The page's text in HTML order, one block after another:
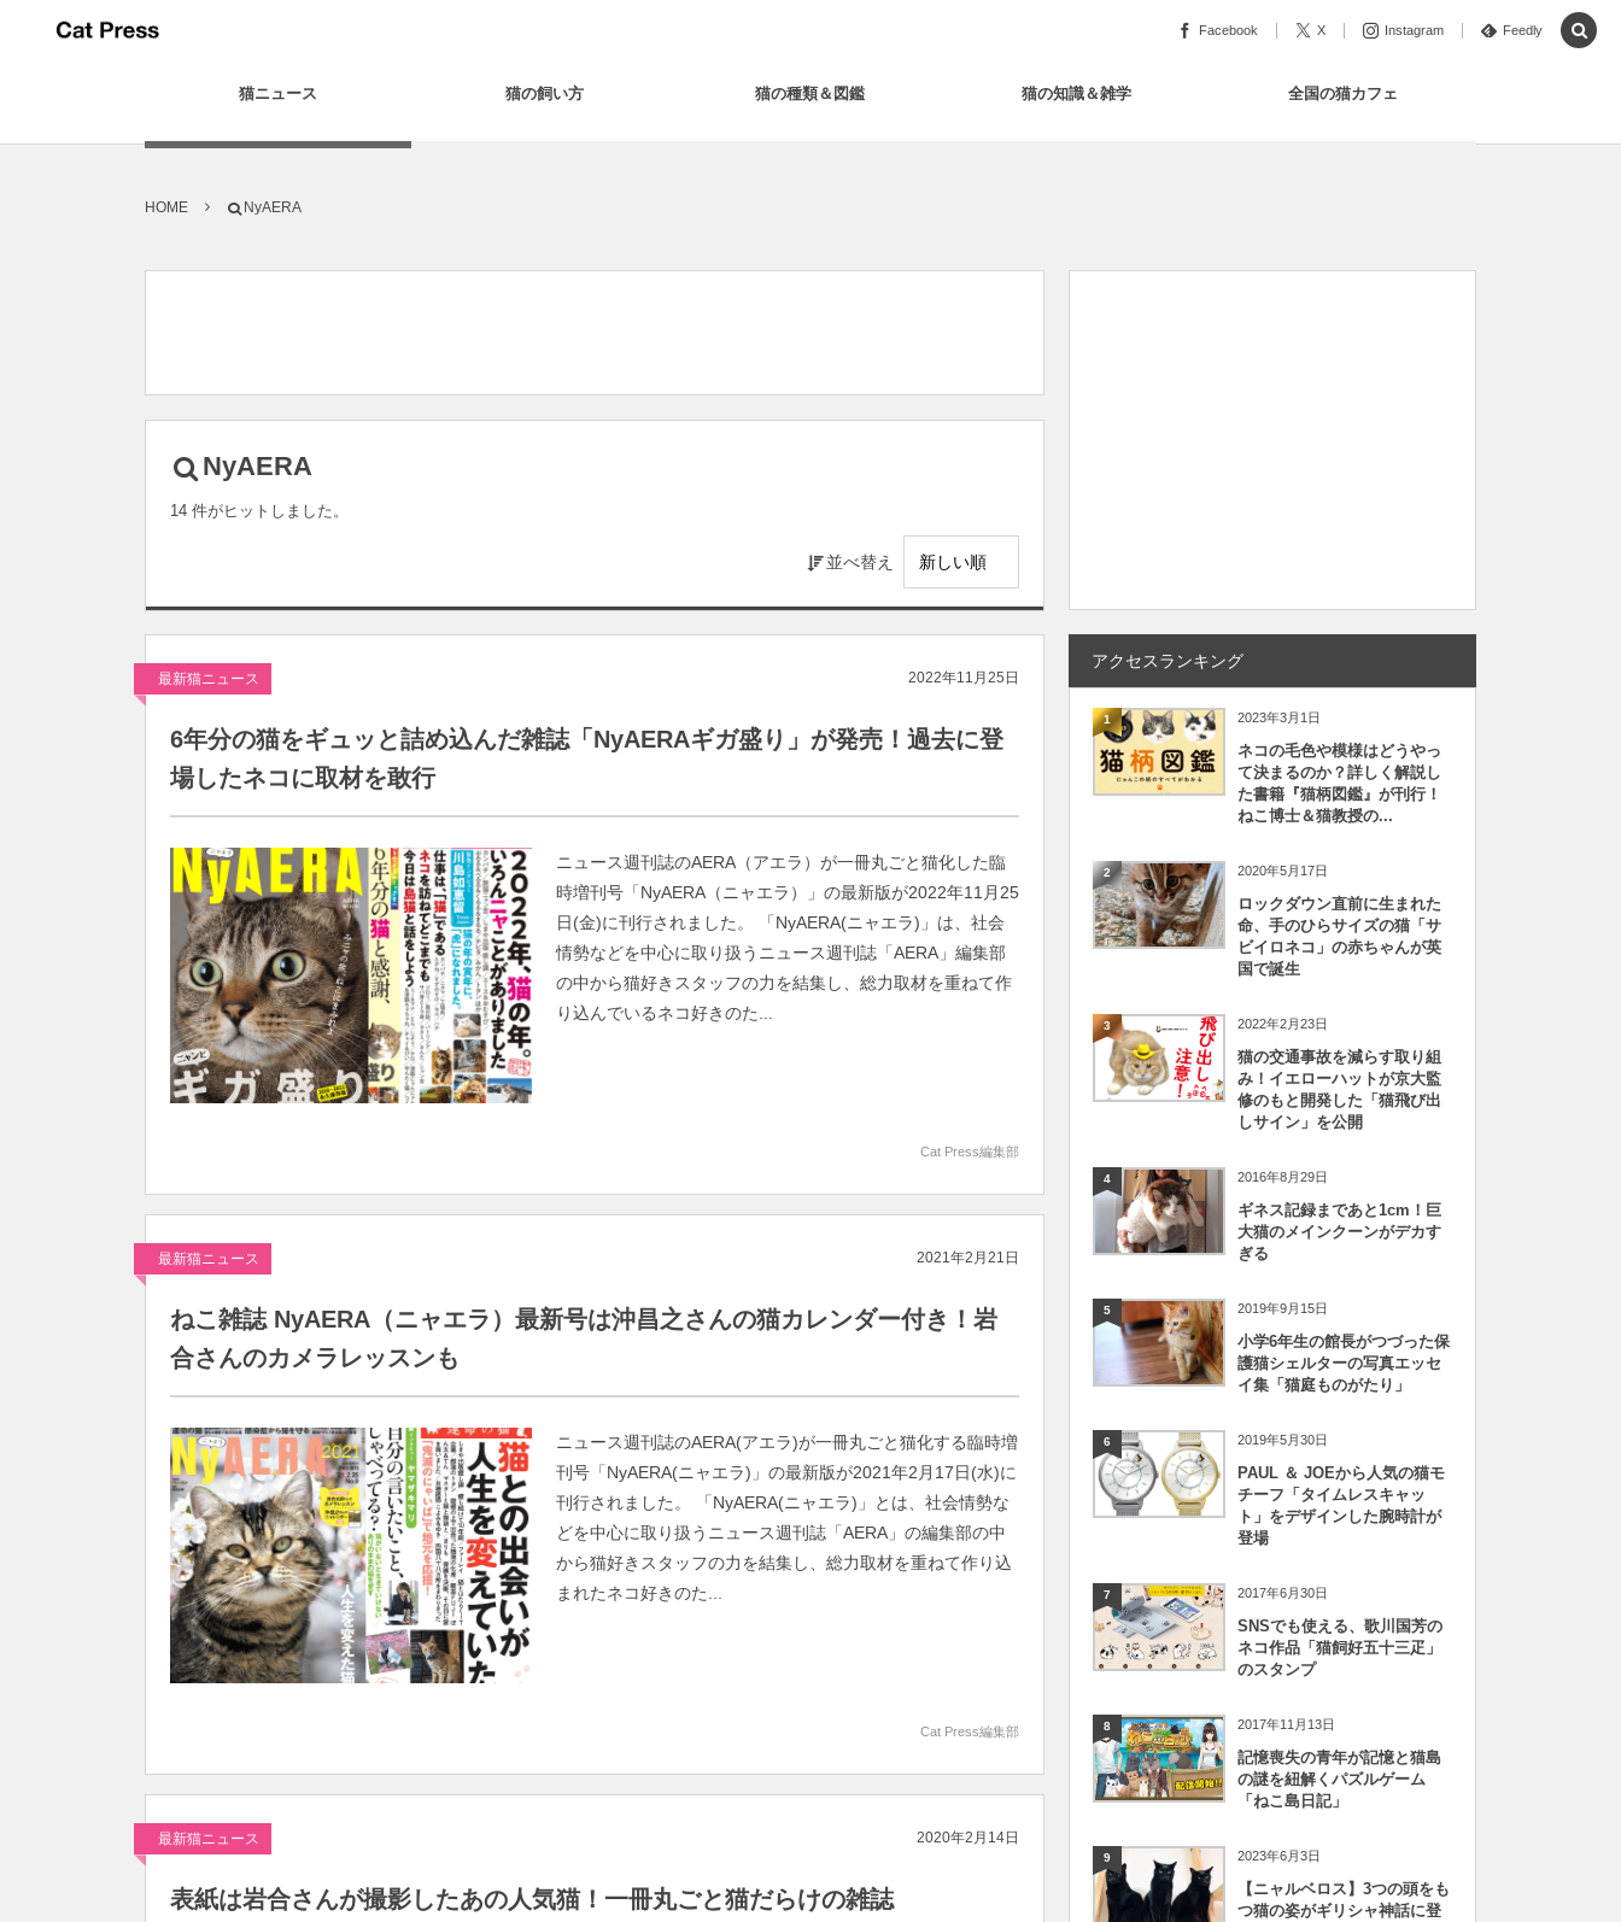
Facebook X Instagram Feedly
猫ニュース 猫の飼い方 猫の種類＆図鑑 猫の知識＆雑学 全国の猫カフェ
HOME NyAERA
NyAERA
14 件がヒットしました。
並べ替え
最新猫ニュース 2022年11月25日
6年分の猫をギュッと詰め込んだ雑誌「NyAERAギガ盛り」が発売！過去に登
場したネコに取材を敢行
ニュース週刊誌のAERA（アエラ）が一冊丸ごと猫化した臨
時増刊号「NyAERA（ニャエラ）」の最新版が2022年11月25
日(金)に刊行されました。 「NyAERA(ニャエラ)」は、社会
情勢などを中心に取り扱うニュース週刊誌「AERA」編集部
の中から猫好きスタッフの力を結集し、総力取材を重ねて作
り込んでいるネコ好きのた...
Cat Press編集部
最新猫ニュース 2021年2月21日
ねこ雑誌 NyAERA（ニャエラ）最新号は沖昌之さんの猫カレンダー付き！岩
合さんのカメラレッスンも
ニュース週刊誌のAERA(アエラ)が一冊丸ごと猫化する臨時増
刊号「NyAERA(ニャエラ)」の最新版が2021年2月17日(水)に
刊行されました。 「NyAERA(ニャエラ)」とは、社会情勢な
どを中心に取り扱うニュース週刊誌「AERA」の編集部の中
から猫好きスタッフの力を結集し、総力取材を重ねて作り込
まれたネコ好きのた...
Cat Press編集部
最新猫ニュース 2020年2月14日
表紙は岩合さんが撮影したあの人気猫！一冊丸ごと猫だらけの雑誌
アクセスランキング
1 2023年3月1日
ネコの毛色や模様はどうやっ
て決まるのか？詳しく解説し
た書籍『猫柄図鑑』が刊行！
ねこ博士＆猫教授の...
2 2020年5月17日
ロックダウン直前に生まれた
命、手のひらサイズの猫「サ
ビイロネコ」の赤ちゃんが英
国で誕生
3 2022年2月23日
猫の交通事故を減らす取り組
み！イエローハットが京大監
修のもと開発した「猫飛び出
しサイン」を公開
4 2016年8月29日
ギネス記録まであと1cm！巨
大猫のメインクーンがデカす
ぎる
5 2019年9月15日
小学6年生の館長がつづった保
護猫シェルターの写真エッセ
イ集「猫庭ものがたり」
6 2019年5月30日
PAUL ＆ JOEから人気の猫モ
チーフ「タイムレスキャッ
ト」をデザインした腕時計が
登場
7 2017年6月30日
SNSでも使える、歌川国芳の
ネコ作品「猫飼好五十三疋」
のスタンプ
8 2017年11月13日
記憶喪失の青年が記憶と猫島
の謎を紐解くパズルゲーム
「ねこ島日記」
9 2023年6月3日
【ニャルベロス】3つの頭をも
つ猫の姿がギリシャ神話に登